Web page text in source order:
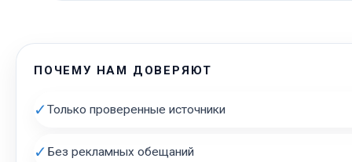
ПОЧЕМУ НАМ ДОВЕРЯЮТ
✓Только проверенные источники
✓ Без рекламных обещаний